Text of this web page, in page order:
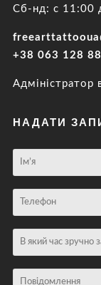
Сб-нд: с 11:00
+38 063 128
Адміністратор
НАДАТИ